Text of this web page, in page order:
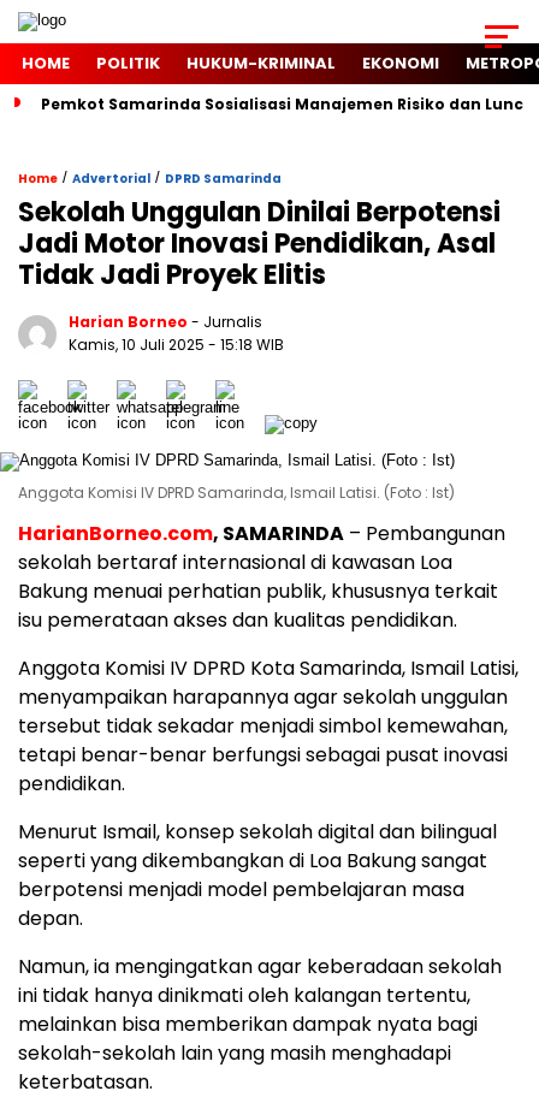
HOME POLITIK HUKUM-KRIMINAL EKONOMI
Pemkot Samarinda Sosialisasi Manajemen Risiko dan
Home / Advertorial / DPRD Samarinda
Sekolah Unggulan Dinilai Berpotensi
Jadi Motor Inovasi Pendidikan, Asal
Tidak Jadi Proyek Elitis
Harian Borneo - Jurnalis
Kamis, 10 Juli 2025 - 15:18 WIB
Anggota Komisi IV DPRD Samarinda, Ismail Latisi. (Foto : Ist)
HarianBorneo.com, SAMARINDA – Pembangunan
sekolah bertaraf internasional di kawasan Loa
Bakung menuai perhatian publik, khususnya terkait
isu pemerataan akses dan kualitas pendidikan.
Anggota Komisi IV DPRD Kota Samarinda, Ismail Latisi,
menyampaikan harapannya agar sekolah unggulan
tersebut tidak sekadar menjadi simbol kemewahan,
tetapi benar-benar berfungsi sebagai pusat inovasi
pendidikan.
Menurut Ismail, konsep sekolah digital dan bilingual
seperti yang dikembangkan di Loa Bakung sangat
berpotensi menjadi model pembelajaran masa
depan.
Namun, ia mengingatkan agar keberadaan sekolah
ini tidak hanya dinikmati oleh kalangan tertentu,
melainkan bisa memberikan dampak nyata bagi
sekolah-sekolah lain yang masih menghadapi
keterbatasan.